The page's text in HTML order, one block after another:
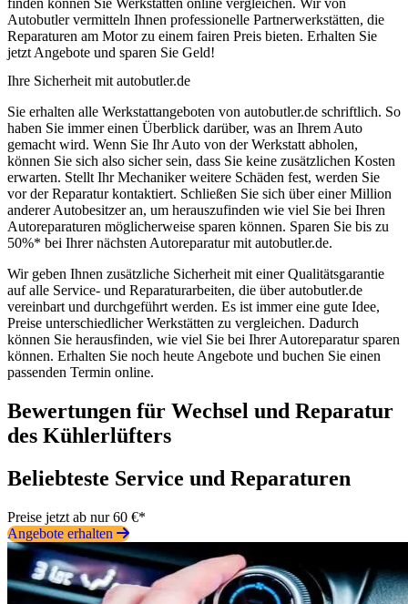
Autobutler vermitteln Ihnen professionelle Partnerwerkstätten, die
Reparaturen am Motor zu einem fairen Preis bieten. Erhalten Sie
jetzt Angebote und sparen Sie Geld!
Ihre Sicherheit mit autobutler.de
Sie erhalten alle Werkstattangeboten von autobutler.de schriftlich. So
haben Sie immer einen Überblick darüber, was an Ihrem Auto
gemacht wird. Wenn Sie Ihr Auto von der Werkstatt abholen,
können Sie sich also sicher sein, dass Sie keine zusätzlichen Kosten
erwarten. Stellt Ihr Mechaniker weitere Schäden fest, werden Sie
vor der Reparatur kontaktiert. Schließen Sie sich über einer Million
anderer Autobesitzer an, um herauszufinden wie viel Sie bei Ihren
Autoreparaturen möglicherweise sparen können. Sparen Sie bis zu
50%* bei Ihrer nächsten Autoreparatur mit autobutler.de.
Wir geben Ihnen zusätzliche Sicherheit mit einer Qualitätsgarantie
auf alle Service- und Reparaturarbeiten, die über autobutler.de
vereinbart und durchgeführt werden. Es ist immer eine gute Idee,
Preise unterschiedlicher Werkstätten zu vergleichen. Dadurch
können Sie herausfinden, wie viel Sie bei Ihrer Autoreparatur sparen
können. Erhalten Sie noch heute Angebote und buchen Sie einen
passenden Termin online.
Bewertungen für Wechsel und Reparatur
des Kühlerlüfters
Beliebteste Service und Reparaturen
Preise jetzt ab nur 60 €*
Angebote erhalten